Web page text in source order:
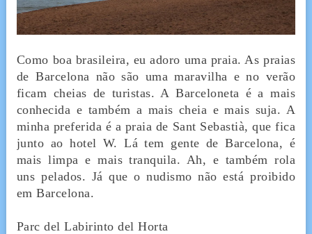
Como boa brasileira, eu adoro uma praia. As praias
de Barcelona não são uma maravilha e no verão
ficam cheias de turistas. A Barceloneta é a mais
conhecida e também a mais cheia e mais suja. A
minha preferida é a praia de Sant Sebastià, que fica
junto ao hotel W. Lá tem gente de Barcelona, é
mais limpa e mais tranquila. Ah, e também rola
uns pelados. Já que o nudismo não está proibido
em Barcelona.
Parc del Labirinto del Horta